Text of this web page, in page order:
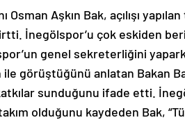
Osman Aşkın Bak, açılışı
İnegölspor’u çok eskiden beri
genel sekreterliğini
görüştüğünü anlatan Bakan
sunduğunu ifade etti.
olduğunu kaydeden Bak,